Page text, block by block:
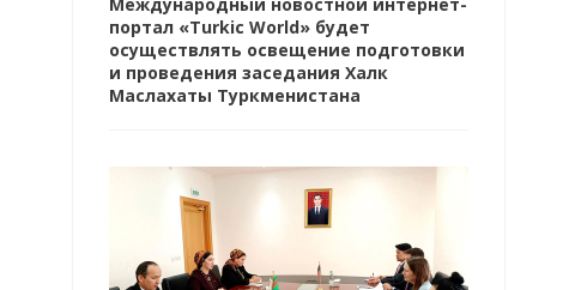
портал «Turkic World» будет
осуществлять освещение подготовки
и проведения заседания Халк
Маслахаты Туркменистана